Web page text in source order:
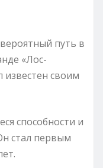
путь в
«Лос-
известен своим
способности и
стал первым